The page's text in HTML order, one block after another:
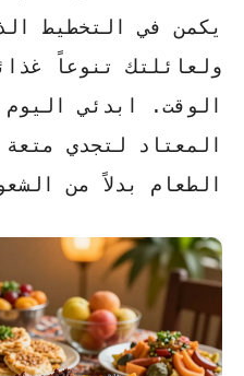
يكمن في
التخطيط
ولعائلتك تنوعاً
الوقت. ابدئي
المعتاد لتجدي
الطعام بدلاً من